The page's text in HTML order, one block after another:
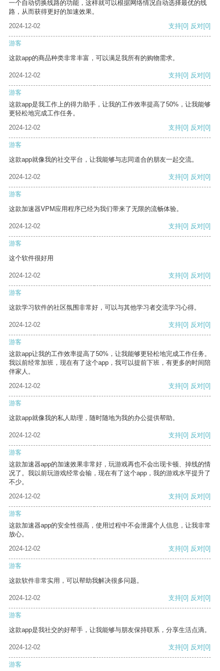
一个自动切换线路的功能，这样就可以根据网络情况自动选择最优的线
路，从而获得更好的加速效果。
2024-12-02
支持[0] 反对[0]
游客
这款app的商品种类非常丰富，可以满足我所有的购物需求。
2024-12-02 支持[0] 反对[0]
游客
这款app是我工作上的得力助手，让我的工作效率提高了50%，让我能够
更轻松地完成工作任务。
2024-12-02
支持[0] 反对[0]
游客
这款app就像我的社交平台，让我能够与志同道合的朋友一起交流。
2024-12-02 支持[0] 反对[0]
游客
这款加速器VPM应用程序已经为我们带来了无限的流畅体验。
2024-12-02 支持[0] 反对[0]
游客
这个软件很好用
2024-12-02 支持[0] 反对[0]
游客
这款学习软件的社区氛围非常好，可以与其他学习者交流学习心得。
2024-12-02 支持[0] 反对[0]
游客
这款app让我的工作效率提高了50%，让我能够更轻松地完成工作任务。
我以前经常加班，现在有了这个app，我可以提前下班，有更多的时间陪
伴家人。
2024-12-02
支持[0] 反对[0]
游客
这款app就像我的私人助理，随时随地为我的办公提供帮助。
2024-12-02 支持[0] 反对[0]
游客
这款加速器app的加速效果非常好，玩游戏再也不会出现卡顿、掉线的情
况了。我以前玩游戏经常会输，现在有了这个app，我的游戏水平提升了
不少。
2024-12-02
支持[0] 反对[0]
游客
这款加速器app的安全性很高，使用过程中不会泄露个人信息，让我非常
放心。
2024-12-02
支持[0] 反对[0]
游客
这款软件非常实用，可以帮助我解决很多问题。
2024-12-02 支持[0] 反对[0]
游客
这款app是我社交的好帮手，让我能够与朋友保持联系，分享生活点滴。
2024-12-02 支持[0] 反对[0]
游客